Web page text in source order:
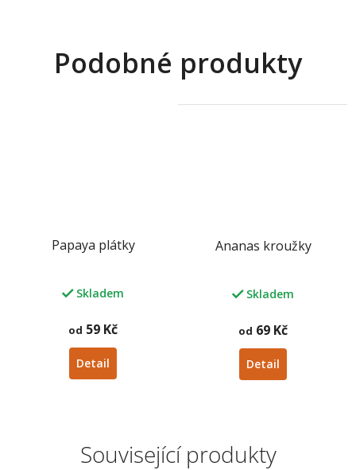
Související produkty
Papaya plátky
Skladem
od 59 Kč
Detail
Ananas kroužky
Skladem
od 69 Kč
Detail